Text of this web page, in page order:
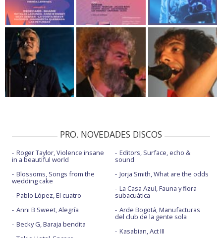
PRO. NOVEDADES DISCOS
Roger Taylor, Violence insane
in a beautiful world
Blossoms, Songs from the
wedding cake
Pablo López, El cuatro
Anni B Sweet, Alegría
Becky G, Baraja bendita
Editors, Surface, echo &
sound
Jorja Smith, What are the odds
La Casa Azul, Fauna y flora
subacuática
Arde Bogotá, Manufacturas
del club de la gente sola
Kasabian, Act III